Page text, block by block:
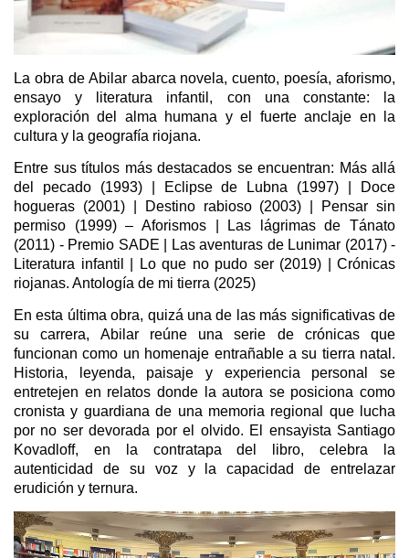
La obra de Abilar abarca novela, cuento, poesía, aforismo,
ensayo y literatura infantil, con una constante: la
exploración del alma humana y el fuerte anclaje en la
cultura y la geografía riojana.
Entre sus títulos más destacados se encuentran: Más allá
del pecado (1993) | Eclipse de Lubna (1997) | Doce
hogueras (2001) | Destino rabioso (2003) | Pensar sin
permiso (1999) – Aforismos | Las lágrimas de Tánato
(2011) - Premio SADE | Las aventuras de Lunimar (2017) -
Literatura infantil | Lo que no pudo ser (2019) | Crónicas
riojanas. Antología de mi tierra (2025)
En esta última obra, quizá una de las más significativas de
su carrera, Abilar reúne una serie de crónicas que
funcionan como un homenaje entrañable a su tierra natal.
Historia, leyenda, paisaje y experiencia personal se
entretejen en relatos donde la autora se posiciona como
cronista y guardiana de una memoria regional que lucha
por no ser devorada por el olvido. El ensayista Santiago
Kovadloff, en la contratapa del libro, celebra la
autenticidad de su voz y la capacidad de entrelazar
erudición y ternura.